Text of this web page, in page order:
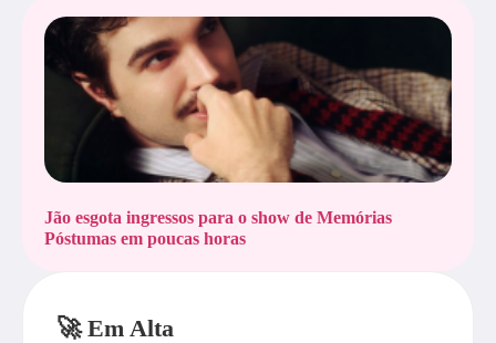
Jão esgota ingressos para o show de Memórias
Póstumas em poucas horas
🚀 Em Alta